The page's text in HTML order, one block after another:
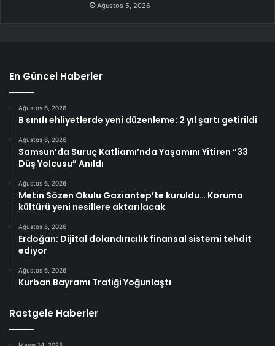
Ağustos 5, 2026
En Güncel Haberler
Ağustos 6, 2026
B sınıfı ehliyetlerde yeni düzenleme: 2 yıl şartı getirildi
Ağustos 6, 2026
Samsun’da Suruç Katliamı’nda Yaşamını Yitiren “33
Düş Yolcusu” Anıldı
Ağustos 6, 2026
Metin Sözen Okulu Gaziantep’te kuruldu… Koruma
kültürü yeni nesillere aktarılacak
Ağustos 6, 2026
Erdoğan: Dijital dolandırıcılık finansal sistemi tehdit
ediyor
Ağustos 6, 2026
Kurban Bayramı Trafiği Yoğunlaştı
Rastgele Haberler